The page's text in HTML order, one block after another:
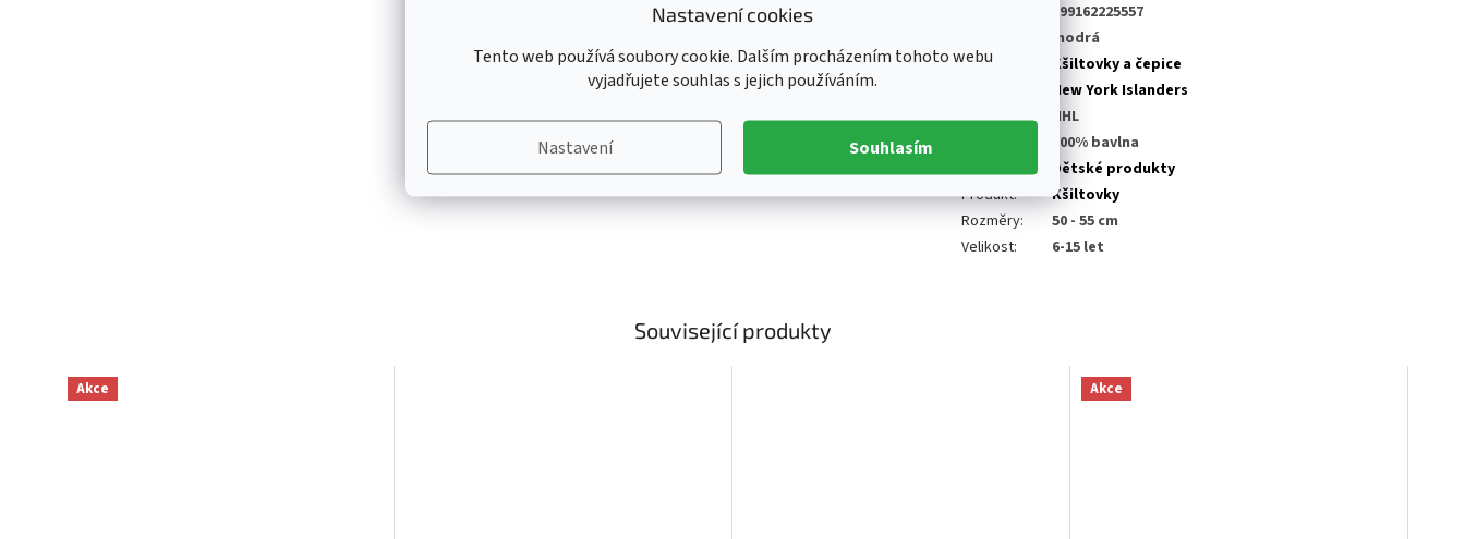
Nastavení cookies
Tento web používá soubory cookie. Dalším procházením tohoto webu
vyjadřujete souhlas s jejich používáním.
Nastavení Souhlasím
Související produkty
Akce Akce
199162225557
modrá
Kategorie
Kšiltovky a čepice
New York Islanders
Liga:
NHL
100% bavlna
Oddělení:
Dětské produkty
Produkt:
Kšiltovky
Rozměry:
50 - 55 cm
Velikost: 6-15 let